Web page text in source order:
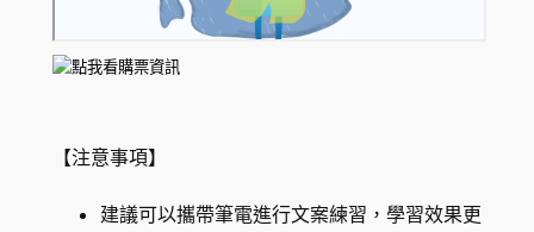
【注意事項】
建議可以攜帶筆電進行文案練習，學習效果更